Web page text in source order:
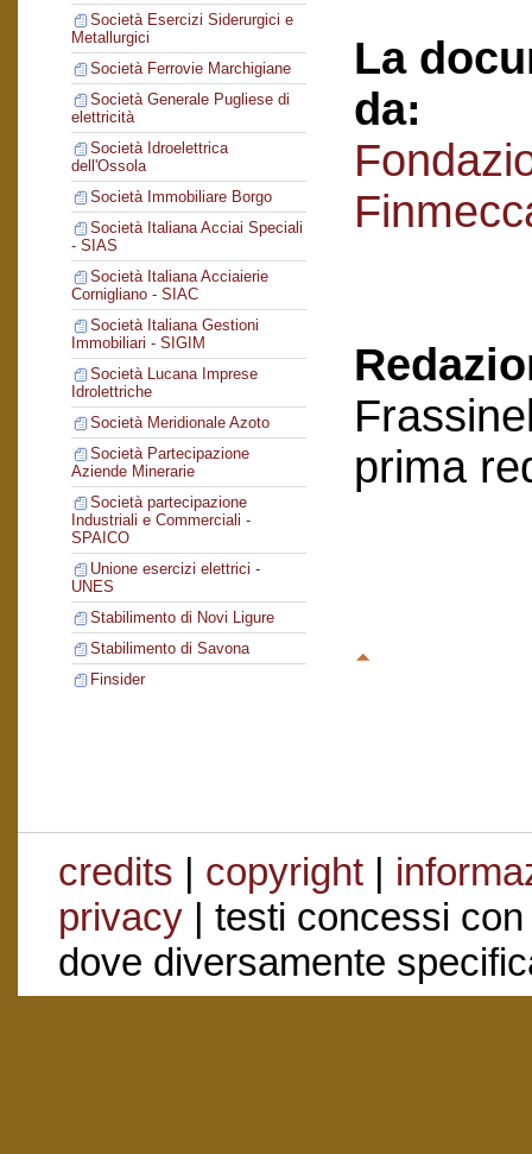
Società Esercizi Siderurgici e
Metallurgici
Società Ferrovie Marchigiane
Società Generale Pugliese di
elettricità
Società Idroelettrica
dell'Ossola
Società Immobiliare Borgo
Società Italiana Acciai Speciali
- SIAS
Società Italiana Acciaierie
Cornigliano - SIAC
Società Italiana Gestioni
Immobiliari - SIGIM
Società Lucana Imprese
Idrolettriche
Società Meridionale Azoto
Società Partecipazione
Aziende Minerarie
Società partecipazione
Industriali e Commerciali -
SPAICO
Unione esercizi elettrici -
UNES
Stabilimento di Novi Ligure
Stabilimento di Savona
Finsider
La
da:
prima
credits | copyright|
privacy| testi concessi
dove diversamente